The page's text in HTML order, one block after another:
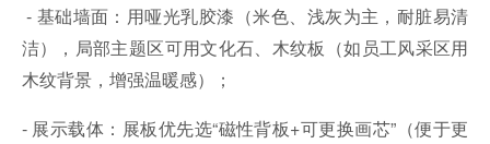
- 基础墙面：用哑光乳胶漆（米色、浅灰为主，耐脏易清
洁），局部主题区可用文化石、木纹板（如员工风采区用
木纹背景，增强温暖感）；
- 展示载体：展板优先选“磁性背板+可更换画芯”（便于更